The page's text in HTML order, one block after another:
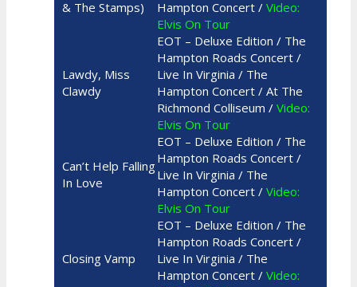
& The Stamps)
Hampton Concert / Video:
Elvis On Tour
Lawdy, Miss
Clawdy
EOT – Deluxe Edition / The
Hampton Roads Concert /
Live In Virginia / The
Hampton Concert / At The
Richmond Colliseum / Video:
Elvis On Tour
Can’t Help Falling
In Love
EOT – Deluxe Edition / The
Hampton Roads Concert /
Live In Virginia / The
Hampton Concert / Video:
Elvis On Tour
Closing Vamp
EOT – Deluxe Edition / The
Hampton Roads Concert /
Live In Virginia / The
Hampton Concert / Video: